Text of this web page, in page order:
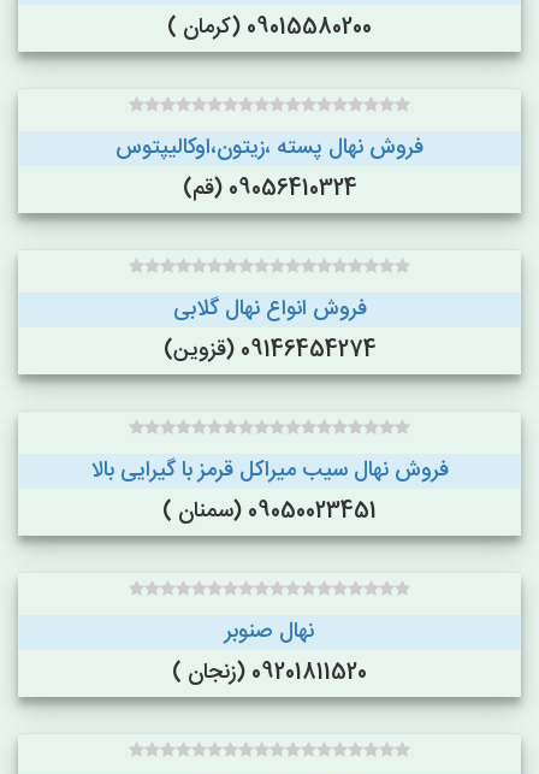
09015580200 (کرمان )
فروش نهال پسته ،زیتون،اوکالیپتوس
09056410324 (قم)
فروش انواع نهال گلابی
09146454274 (قزوین)
فروش نهال سیب میراکل قرمز با گیرایی بالا
09050023451 (سمنان )
نهال صنوبر
09201811520 (زنجان )